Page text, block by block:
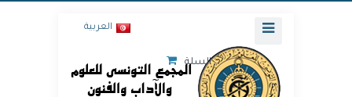
العربية
السلة